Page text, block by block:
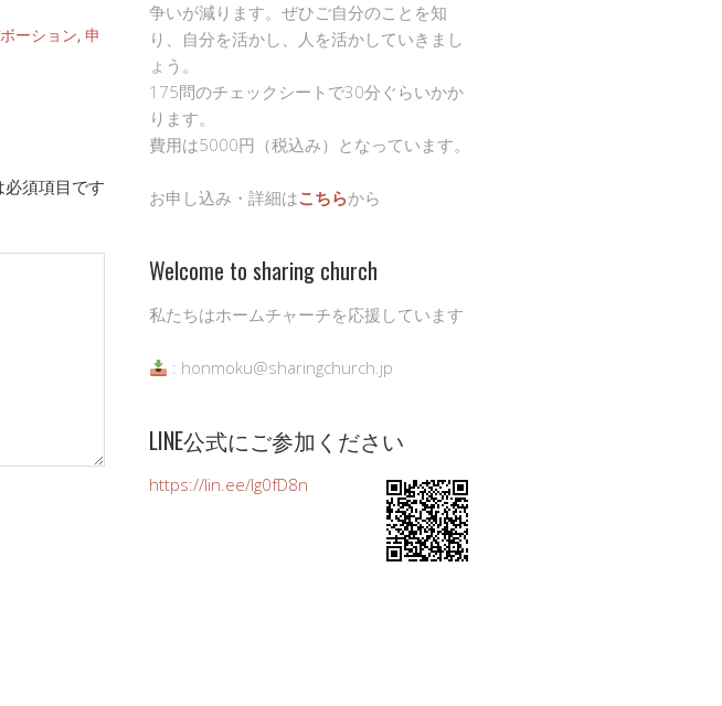
ーション, 申
須項目です
争いが減ります。ぜひご自分のことを知
り、自分を活かし、人を活かしていきまし
ょう。
175問のチェックシートで30分ぐらいかか
ります。
費用は5000円（税込み）となっています。
お申し込み・詳細はこちらから
Welcome to sharing church
私たちはホームチャーチを応援しています
: honmoku@sharingchurch.jp
LINE公式にご参加ください
https://lin.ee/Ig0fD8n